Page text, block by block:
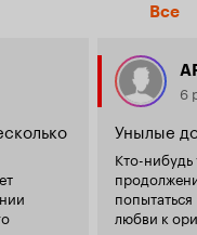
Все
6
Унылые
Кто-нибудь
попытаться нажиться
любви к оригиналу,